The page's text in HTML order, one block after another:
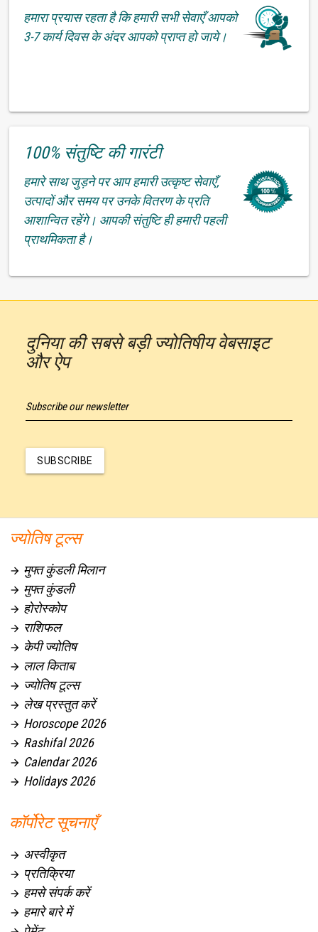
हमारा प्रयास रहता है कि हमारी सभी सेवाएँ आपको
3-7 कार्य दिवस के अंदर आपको प्राप्त हो जाये।
100% संतुष्टि की गारंटी
हमारे साथ जुड़ने पर आप हमारी उत्कृष्ट सेवाएँ,
उत्पादों और समय पर उनके वितरण के प्रति
आशान्वित रहेंगे। आपकी संतुष्टि ही हमारी पहली
प्राथमिकता है।
दुनिया की सबसे बड़ी ज्योतिषीय वेबसाइट
और ऐप
Subscribe our newsletter
SUBSCRIBE
ज्योतिष टूल्स
 मुफ्त कुंडली मिलान
 मुफ्त कुंडली
 होरोस्कोप
 राशिफल
 केपी ज्योतिष
 लाल किताब
 ज्योतिष टूल्स
 लेख प्रस्तुत करें
 Horoscope 2026
 Rashifal 2026
 Calendar 2026
 Holidays 2026
कॉर्पोरेट सूचनाएँ
 अस्वीकृत
 प्रतिक्रिया
 हमसे संपर्क करें
 हमारे बारे में